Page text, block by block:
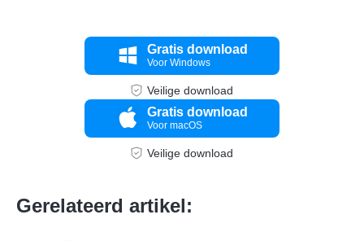
Gratis download
Voor Windows
Veilige download
Gratis download
Voor macOS
Veilige download
Gerelateerd artikel: